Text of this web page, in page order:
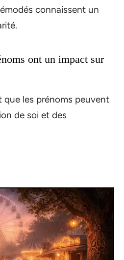
connaissent un
ont un impact sur
que les prénoms peuvent
de soi et des